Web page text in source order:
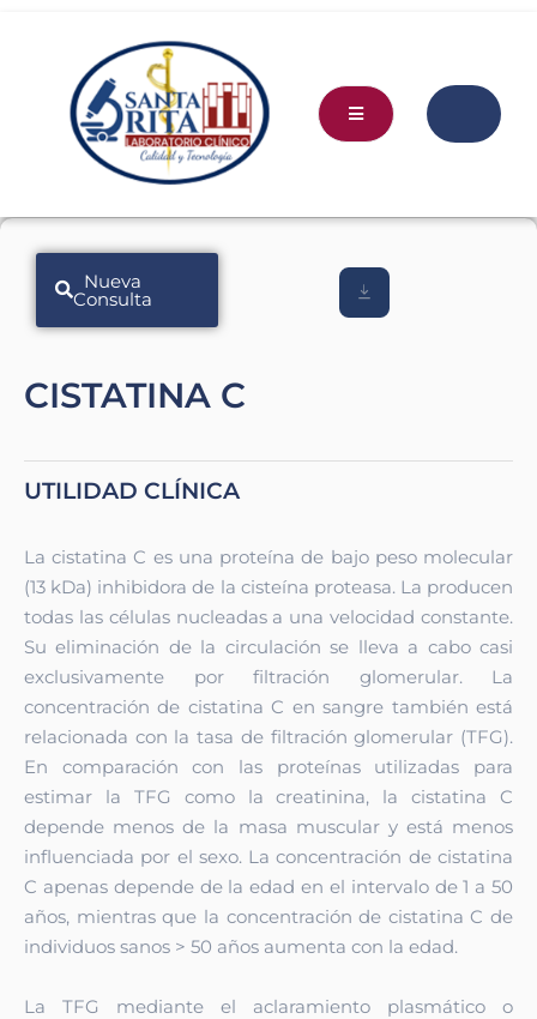
Nueva
Consulta
CISTATINA C
UTILIDAD CLÍNICA
La cistatina C es una proteína de bajo peso molecular
(13 kDa) inhibidora de la cisteína proteasa. La producen
todas las células nucleadas a una velocidad constante.
Su eliminación de la circulación se lleva a cabo casi
exclusivamente por filtración glomerular. La
concentración de cistatina C en sangre también está
relacionada con la tasa de filtración glomerular (TFG).
En comparación con las proteínas utilizadas para
estimar la TFG como la creatinina, la cistatina C
depende menos de la masa muscular y está menos
influenciada por el sexo. La concentración de cistatina
C apenas depende de la edad en el intervalo de 1 a 50
años, mientras que la concentración de cistatina C de
individuos sanos > 50 años aumenta con la edad.
La TFG mediante el aclaramiento plasmático o